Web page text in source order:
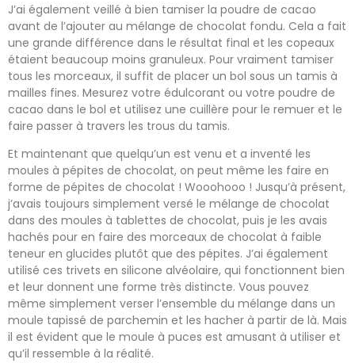
J’ai également veillé à bien tamiser la poudre de cacao
avant de l’ajouter au mélange de chocolat fondu. Cela a fait
une grande différence dans le résultat final et les copeaux
étaient beaucoup moins granuleux. Pour vraiment tamiser
tous les morceaux, il suffit de placer un bol sous un tamis à
mailles fines. Mesurez votre édulcorant ou votre poudre de
cacao dans le bol et utilisez une cuillère pour le remuer et le
faire passer à travers les trous du tamis.
Et maintenant que quelqu’un est venu et a inventé les
moules à pépites de chocolat, on peut même les faire en
forme de pépites de chocolat ! Wooohooo ! Jusqu’à présent,
j’avais toujours simplement versé le mélange de chocolat
dans des moules à tablettes de chocolat, puis je les avais
hachés pour en faire des morceaux de chocolat à faible
teneur en glucides plutôt que des pépites. J’ai également
utilisé ces trivets en silicone alvéolaire, qui fonctionnent bien
et leur donnent une forme très distincte. Vous pouvez
même simplement verser l’ensemble du mélange dans un
moule tapissé de parchemin et les hacher à partir de là. Mais
il est évident que le moule à puces est amusant à utiliser et
qu’il ressemble à la réalité.